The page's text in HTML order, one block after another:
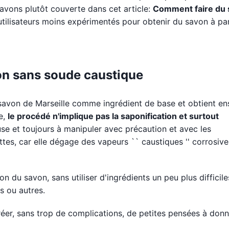
plutôt couverte dans cet article: Comment faire du
moins expérimentés pour obtenir du savon à
sans soude caustique
de Marseille comme ingrédient de base et obtient
le procédé n'implique pas la saponification et surtout
et toujours à manipuler avec précaution et avec les
car elle dégage des vapeurs `` caustiques ''
du savon, sans utiliser d'ingrédients un peu plus
ou autres.
sans trop de complications, de petites pensées à